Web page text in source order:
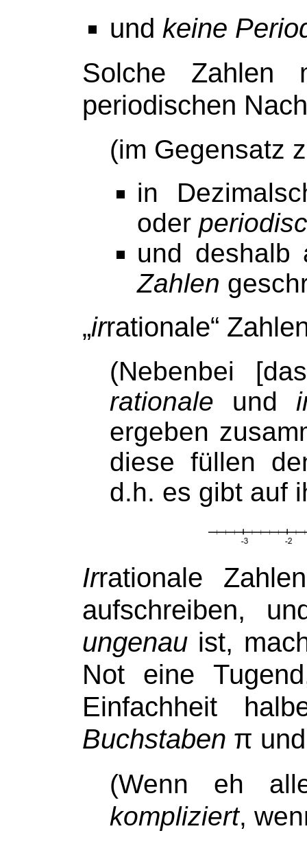
und keine
Solche
periodischen
(im Gegensatz
in
oder
und
Zahlen
„irrationale“
(Nebenbei
rationale und
ergeben
diese füllen
d.h. es gibt auf
Irrationale
aufschreiben,
ungenau ist,
Not eine
Einfachheit
Buchstaben π
(Wenn eh
kompliziert,